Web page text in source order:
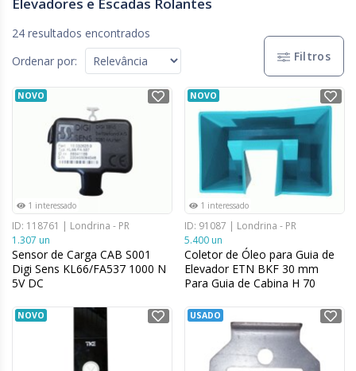
Elevadores e Escadas Rolantes
24 resultados encontrados
Ordenar por:
Filtros
NOVO
1 interessado
ID: 118761 | Londrina - PR
1.307 un
Sensor de Carga CAB S001
Digi Sens KL66/FA537 1000 N
5V DC
NOVO
1 interessado
ID: 91087 | Londrina - PR
5.400 un
Coletor de Óleo para Guia de
Elevador ETN BKF 30 mm
Para Guia de Cabina H 70
NOVO USADO